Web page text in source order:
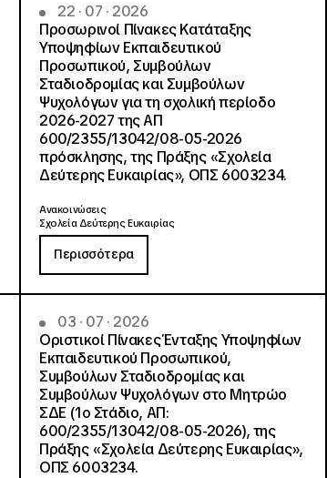
22 · 07 · 2026
Προσωρινοί Πίνακες Κατάταξης
Υποψηφίων Εκπαιδευτικού
Προσωπικού, Συμβούλων
Σταδιοδρομίας και Συμβούλων
Ψυχολόγων για τη σχολική περίοδο
2026-2027 της ΑΠ
600/2355/13042/08-05-2026
πρόσκλησης, της Πράξης «Σχολεία
Δεύτερης Ευκαιρίας», ΟΠΣ 6003234.
Ανακοινώσεις
Σχολεία Δεύτερης Ευκαιρίας
Περισσότερα
03 · 07 · 2026
Οριστικοί Πίνακες Ένταξης Υποψηφίων
Εκπαιδευτικού Προσωπικού,
Συμβούλων Σταδιοδρομίας και
Συμβούλων Ψυχολόγων στο Μητρώο
ΣΔΕ (1ο Στάδιο, ΑΠ:
600/2355/13042/08-05-2026), της
Πράξης «Σχολεία Δεύτερης Ευκαιρίας»,
ΟΠΣ 6003234.